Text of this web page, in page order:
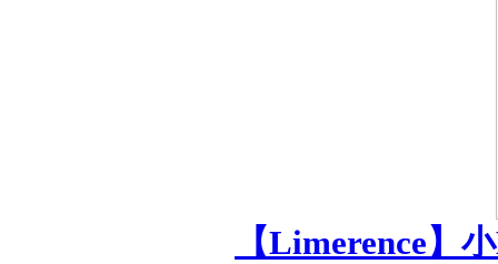
【Limerence】